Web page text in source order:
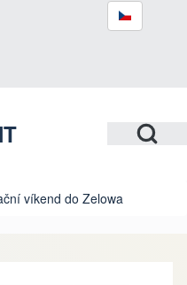
Open Search
víkend do Zelowa